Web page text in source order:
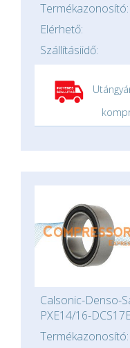
Termékazonosító:
Elérhető:
Szállításiidő:
Calsonic-Denso-
PXE14/16-
Termékazonosító: